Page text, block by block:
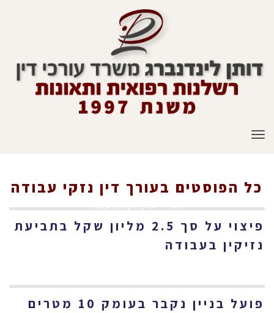
תפריט
ראשי » עורך דין נזקי עבודה
כל הפוסטים בעורך דין נזקי עבודה
פיצוי על סך 2.5 מליון שקל בתביעת
נזיקין בעבודה
פועל בניין נקבר בעומק 10 מטרים